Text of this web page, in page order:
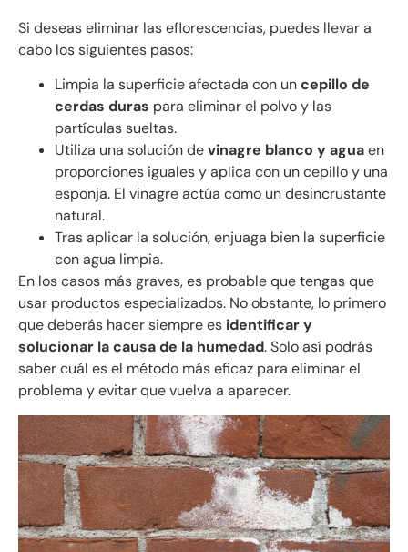
Si deseas eliminar las eflorescencias, puedes llevar a
cabo los siguientes pasos:
Limpia la superficie afectada con uncepillo de
cerdas duras para eliminar el polvo y las
partículas sueltas.
Utiliza una solución devinagre blanco y aguaen
proporciones iguales y aplica con un cepillo y una
esponja. El vinagre actúa como un desincrustante
natural.
Tras aplicar la solución, enjuaga bien la superficie
con agua limpia.
En los casos más graves, es probable que tengas que
usar productos especializados. No obstante, lo primero
que deberás hacer siempre es identificar y
solucionar la causa de la humedad. Solo así podrás
saber cuál es el método más eficaz para eliminar el
problema y evitar que vuelva a aparecer.